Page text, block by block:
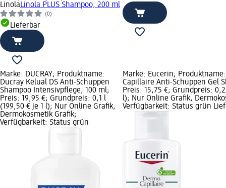
LinolaLinola PLUS Shampoo, 200 ml
(0)
Lieferbar
Marke: DUCRAY; Produktname:
Ducray Kelual DS Anti-Schuppen
Shampoo Intensivpflege, 100 ml;
Preis: 19,95 €; Grundpreis: 0,1 l
(199,50 € je 1 l); Nur Online Grafik,
Dermokosmetik Grafik;
Verfügbarkeit: Status grün
Marke: Eucerin;
Capillaire Anti-Schuppen Gel
Preis: 15,75 €; Grundpreis:
l); Nur Online Grafik,
Verfügbarkeit: Status grün